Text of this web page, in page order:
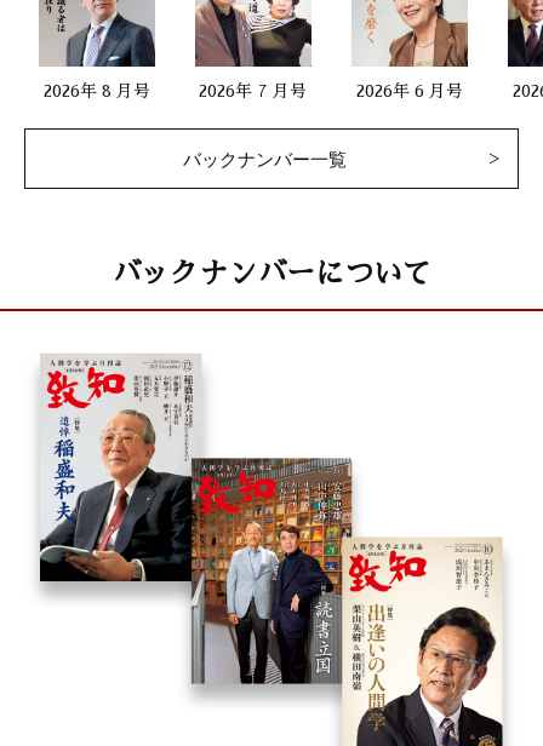
2026年 8 月号 2026年 7 月号 2026年 6 月号
バックナンバー一覧
バックナンバーについて